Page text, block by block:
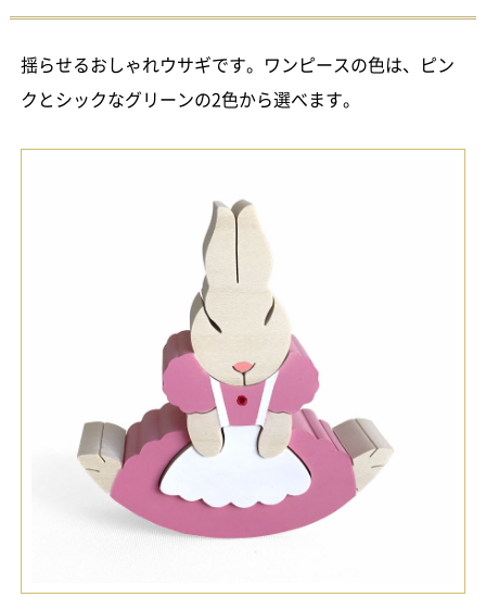
揺らせるおしゃれウサギです。ワンピースの色は、ピン
クとシックなグリーンの2色から選べます。